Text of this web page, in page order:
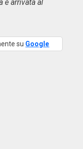
è arrivata al
su Google